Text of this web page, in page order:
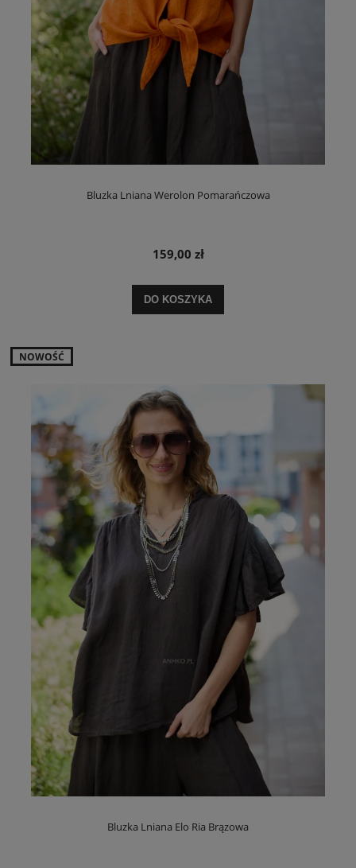
Bluzka Lniana Werolon Pomarańczowa
159,00 zł
DO KOSZYKA
Bluzka Lniana Elo Ria Brązowa
NOWOŚĆ